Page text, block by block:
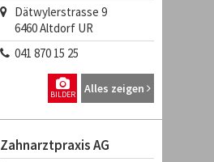
Dätwylerstrasse 9
6460Altdorf UR
041 870 15 25
Alles zeigen
BILDER
Zahnarztpraxis AG